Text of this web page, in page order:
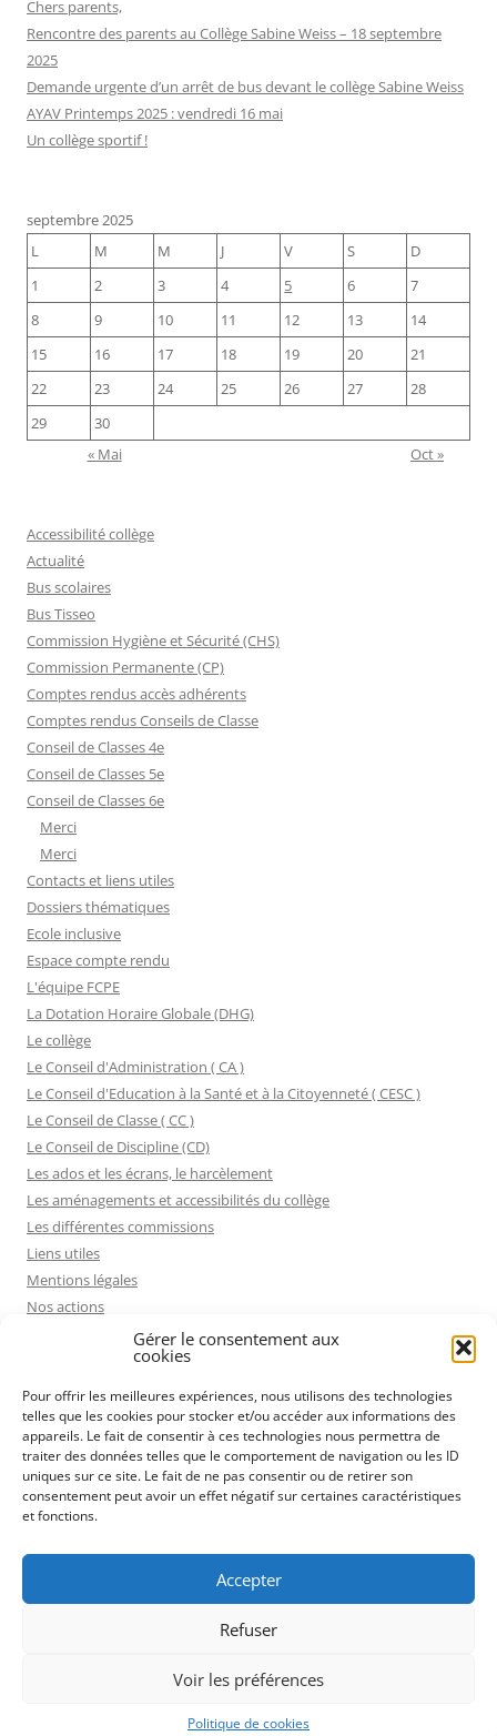
Gérer le consentement aux
cookies
Pour offrir les meilleures expériences, nous utilisons des technologies
telles que les cookies pour stocker et/ou accéder aux informations des
appareils. Le fait de consentir à ces technologies nous permettra de
traiter des données telles que le comportement de navigation ou les ID
uniques sur ce site. Le fait de ne pas consentir ou de retirer son
consentement peut avoir un effet négatif sur certaines caractéristiques
et fonctions.
Accepter
Refuser
Voir les préférences
Politique de cookies
Chers parents,
Rencontre des parents au Collège Sabine Weiss – 18 septembre
2025
Demande urgente d’un arrêt de bus devant le collège Sabine Weiss
AYAV Printemps 2025 : vendredi 16 mai
Un collège sportif !
septembre 2025
L
M M J V S
D
1
2 3 4 5 6
7
8
9 10 11 12 13
14
15
16 17 18 19 20
21
22
23 24 25 26 27
28
29
30
« Mai
Oct »
Accessibilité collège
Actualité
Bus scolaires
Bus Tisseo
Commission Hygiène et Sécurité (CHS)
Commission Permanente (CP)
Comptes rendus accès adhérents
Comptes rendus Conseils de Classe
Conseil de Classes 4e
Conseil de Classes 5e
Conseil de Classes 6e
Merci
Merci
Contacts et liens utiles
Dossiers thématiques
Ecole inclusive
Espace compte rendu
L'équipe FCPE
La Dotation Horaire Globale (DHG)
Le collège
Le Conseil d'Administration ( CA )
Le Conseil d'Education à la Santé et à la Citoyenneté ( CESC )
Le Conseil de Classe ( CC )
Le Conseil de Discipline (CD)
Les ados et les écrans, le harcèlement
Les aménagements et accessibilités du collège
Les différentes commissions
Liens utiles
Mentions légales
Nos actions
Politique de cookies (UE)
Pourquoi rejoindre la FCPE ?
Projet pédagogique présenté par le Conseil Départemental
Qui sommes nous ?
Rechercher
Remplacement des professeurs absents
Ressources éducatives et ludiques
Voies cyclables